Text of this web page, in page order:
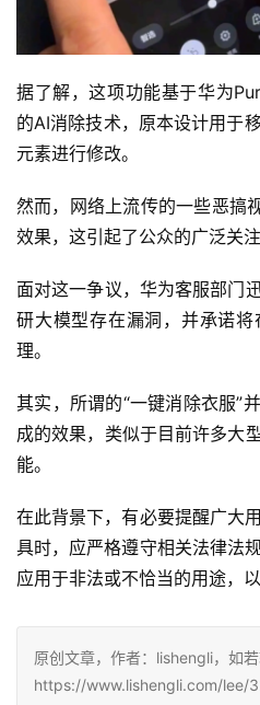
据了解，这项功能基于华为
的AI消除技术，原本设计用于
元素进行修改。
然而，网络上流传的一些恶搞
效果，这引起了公众的广泛关注
面对这一争议，华为客服部门
研大模型存在漏洞，并承诺
理。
其实，所谓的“一键消除衣服”
成的效果，类似于目前许多大
能。
在此背景下，有必要提醒广大
具时，应严格遵守相关法律法
应用于非法或不恰当的用途，
原创文章，作者：lishengli，如若
https://www.lishengli.com/lee/